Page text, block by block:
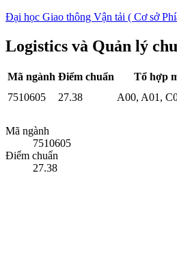
Đại học Giao thông Vận tải ( Cơ sở
Logistics và Quản lý
Mã ngành Điểm chuẩn Tổ hợp
7510605
27.38 A00, A01,
Mã ngành
7510605
Điểm chuẩn
27.38